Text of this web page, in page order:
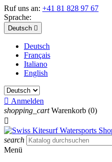
Ruf uns an: +41 81 828 97 67
Sprache:
Deutsch 
Deutsch
Français
Italiano
English
 Anmelden
shopping_cart Warenkorb (0)

search
Menü